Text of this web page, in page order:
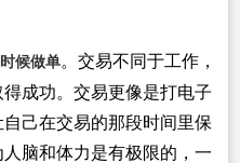
候做单。交易不同于工作，
成功。交易更像是打电子
己在交易的那段时间里保
脑和体力是有极限的，一